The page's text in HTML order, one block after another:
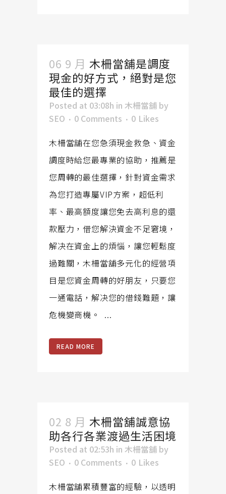
06 9 月 木柵當舖是調度
現金的好方式，絕對是您
最佳的選擇
Posted at 03:08h in 木柵當舖 by
SEO
0 Comments 0 Likes
木柵當舖在您急須現金救急、資金
調度時給您最專業的協助，推薦是
您周轉的最佳選擇，針對資金需求
為您打造專屬VIP方案，超低利
率、最高額度讓您免去高利息的還
款壓力，借您解決資金不足窘境，
解决在資金上的煩惱，讓您輕鬆度
過難關，木柵當舖多元化的經營項
目是您資金周轉的好朋友，只要您
一通電話，解决您的借錢難題，讓
危機變商機。 ...
READ MORE
02 8 月 木柵當舖誠意協
助各行各業渡過生活困境
Posted at 02:53h in 木柵當舖 by
SEO
0 Comments 0 Likes
木柵當舖累積豐富的經驗，以透明